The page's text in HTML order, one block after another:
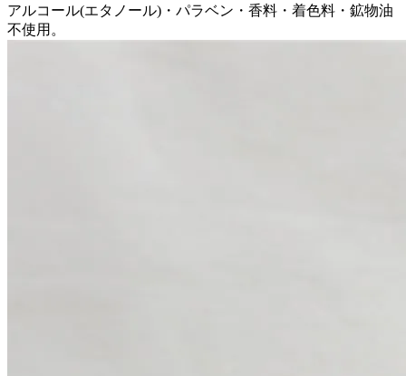
アルコール(エタノール)・パラベン・香料・着色料・鉱物油
不使用。